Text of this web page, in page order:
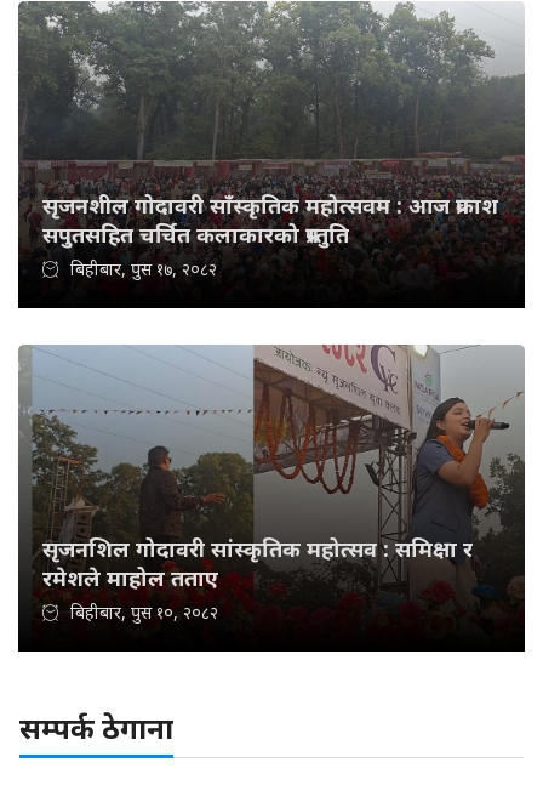
सृजनशील गोदावरी साँस्कृतिक महोत्सवम : आज प्रकाश
सपुतसहित चर्चित कलाकारको प्रस्तुति
बिहीबार, पुस १७, २०८२
सृजनशिल गोदावरी सांस्कृतिक महोत्सव : समिक्षा र
रमेशले माहोल तताए
बिहीबार, पुस १०, २०८२
सम्पर्क ठेगाना